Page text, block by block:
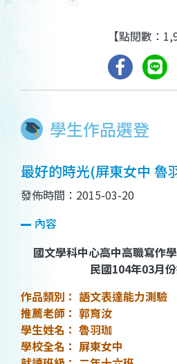
學生作品選登
【點閱數：
最好的時光(屏東女中 魯
發佈時間：2015-03-20
內容
國文學科中心高中高職寫作
民國104年03月
作品類別： 語文表達能力測驗
推薦老師： 郭育汝
學生姓名： 魯羽珈
學校全名： 屏東女中